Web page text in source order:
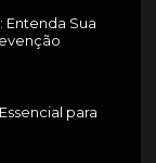
Sua
para